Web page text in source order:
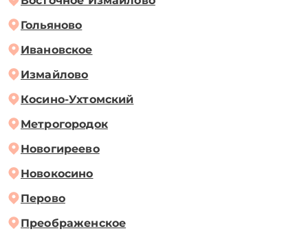
Гольяново
Ивановское
Измайлово
Косино-Ухтомский
Метрогородок
Новогиреево
Новокосино
Перово
Преображенское